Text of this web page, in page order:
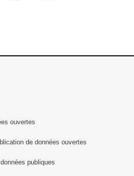
ouvertes
de données ouvertes
publiques